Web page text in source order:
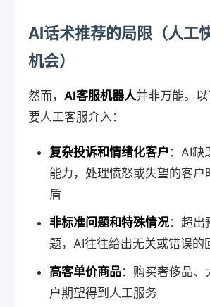
AI话术推荐的局限（人工
机会）
然而， AI客服机器人并非万能。
要人工客服介入：
复杂投诉和情绪化客户 ：AI缺
能力，处理愤怒或失望的客户
盾
非标准问题和特殊情况：超出
题，AI往往给出无关或错误的
高客单价商品：购买奢侈品、
户期望得到人工服务